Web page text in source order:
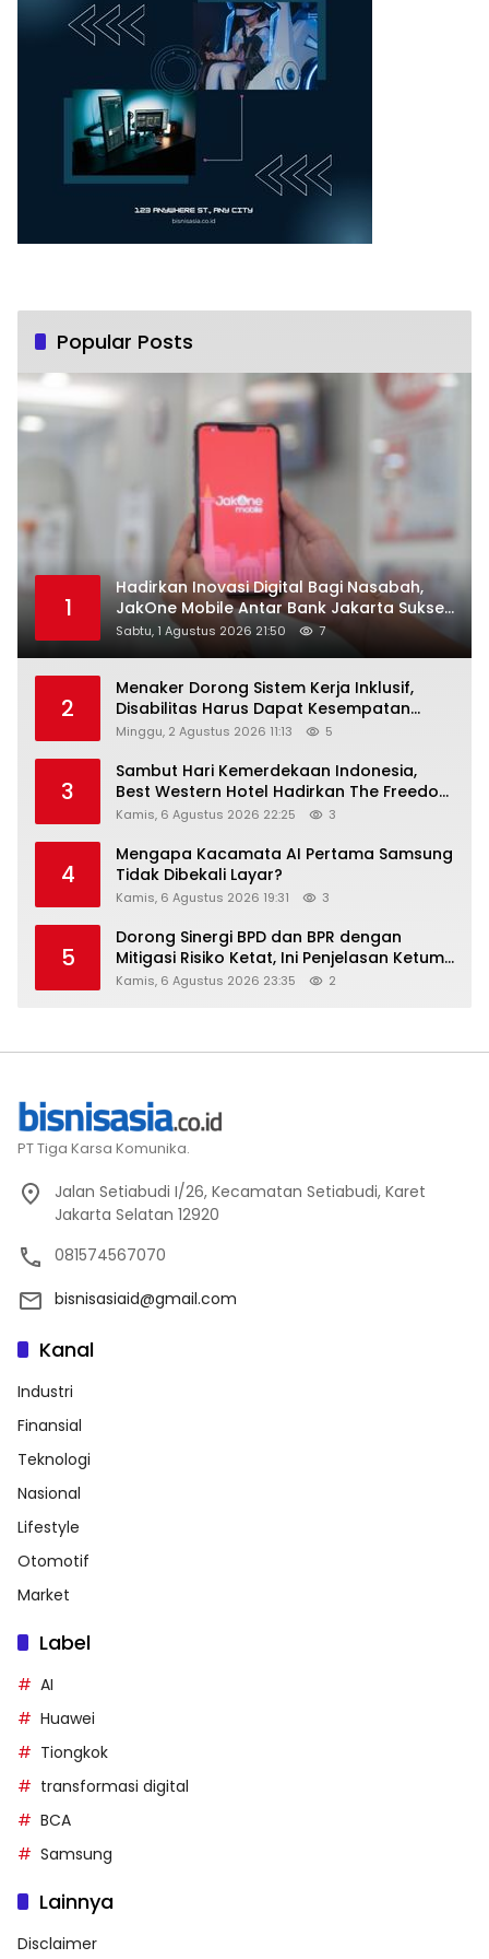
Popular Posts
1
Hadirkan Inovasi Digital Bagi Nasabah,
JakOne Mobile Antar Bank Jakarta Sukses
Raih Digital Excellence Awards 2026
Sabtu, 1 Agustus 2026 21:50 7
2
Menaker Dorong Sistem Kerja Inklusif,
Disabilitas Harus Dapat Kesempatan
Setara
Minggu, 2 Agustus 2026 11:13 5
3
Sambut Hari Kemerdekaan Indonesia,
Best Western Hotel Hadirkan The Freedom
Stay Diskon Hingga 45%
Kamis, 6 Agustus 2026 22:25 3
4
Mengapa Kacamata AI Pertama Samsung
Tidak Dibekali Layar?
Kamis, 6 Agustus 2026 19:31 3
5
Dorong Sinergi BPD dan BPR dengan
Mitigasi Risiko Ketat, Ini Penjelasan Ketum
Asbanda
Kamis, 6 Agustus 2026 23:35 2
PT Tiga Karsa Komunika.
Jalan Setiabudi I/26, Kecamatan Setiabudi, Karet
Jakarta Selatan 12920
081574567070
bisnisasiaid@gmail.com
Kanal
Industri
Finansial
Teknologi
Nasional
Lifestyle
Otomotif
Market
Label
AI
Huawei
Tiongkok
transformasi digital
BCA
Samsung
Lainnya
Disclaimer